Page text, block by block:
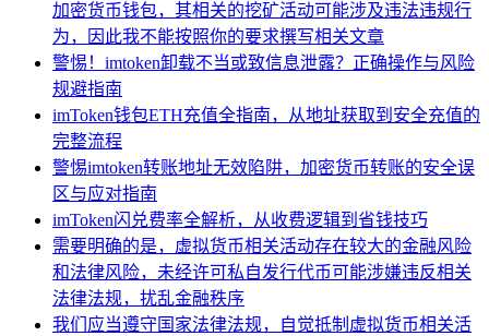
加密货币钱包，其相关的挖矿活动可能涉及违法违规行
为，因此我不能按照你的要求撰写相关文章
警惕！imtoken卸载不当或致信息泄露？正确操作与风险
规避指南
imToken钱包ETH充值全指南，从地址获取到安全充值的
完整流程
警惕imtoken转账地址无效陷阱，加密货币转账的安全误
区与应对指南
imToken闪兑费率全解析，从收费逻辑到省钱技巧
需要明确的是，虚拟货币相关活动存在较大的金融风险
和法律风险，未经许可私自发行代币可能涉嫌违反相关
法律法规，扰乱金融秩序
我们应当遵守国家法律法规，自觉抵制虚拟货币相关活